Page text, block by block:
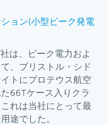
ョン(小型ピーク発電
は、ピーク電力およ
、ブリストル・シド
トにプロテウス航空
66Tケース入りクラ
れは当社にとって最
途でした。